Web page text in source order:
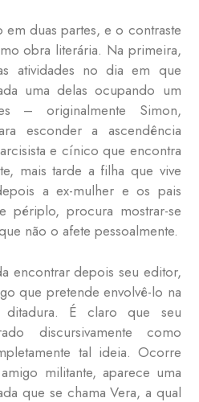
duas partes, e o contraste
obra literária. Na primeira,
atividades no dia em que
uma delas ocupando um
– originalmente Simon,
esconder a ascendência
e cínico que encontra
mais tarde a filha que vive
a ex-mulher e os pais
périplo, procura mostrar-se
não o afete pessoalmente.
encontrar depois seu editor,
que pretende envolvê-lo na
É claro que seu
discursivamente como
tal ideia. Ocorre
militante, aparece uma
que se chama Vera, a qual